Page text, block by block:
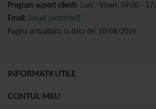
Program suport clienti: Luni - Vineri: 09:00 -
Email: [email protected]
Pagina actualizata la data de: 10/08/2026
INFORMATII UTILE
CONTUL MEU